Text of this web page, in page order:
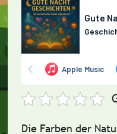
Die Farben der